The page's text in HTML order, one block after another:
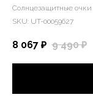
Солнцезащитные очки
SKU: UT-00059627
8 067 ₽ 9 490 ₽